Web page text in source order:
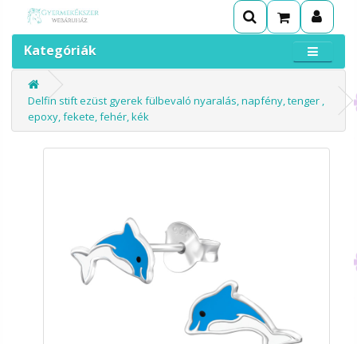
Kategóriák
Delfin stift ezüst gyerek fülbevaló nyaralás, napfény, tenger ,
epoxy, fekete, fehér, kék